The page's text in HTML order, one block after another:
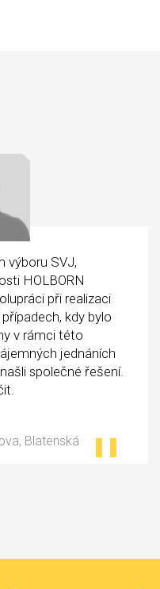
výboru SVJ,
HOLBORN
při realizaci
kdy bylo
v rámci této
jednáních
společné řešení.
Blatenská